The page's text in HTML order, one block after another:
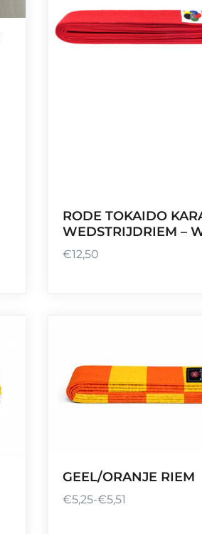
RODE TOKAIDO
WEDSTRIJDRIEM –
€12,50
GEEL/ORANJE RIEM
€5,25-€5,51
P